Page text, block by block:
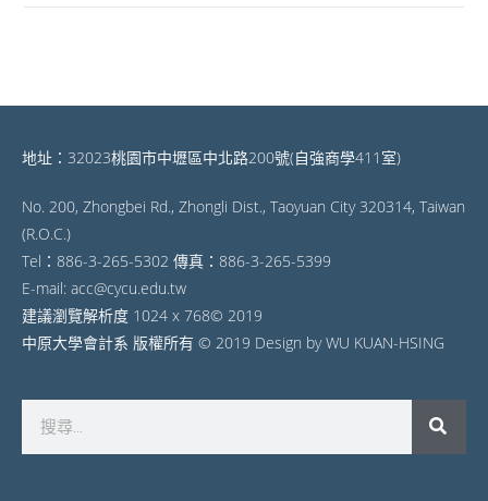
地址：32023桃園市中壢區中北路200號(自強商學411室)
No. 200, Zhongbei Rd., Zhongli Dist., Taoyuan City 320314, Taiwan
(R.O.C.)
Tel：886-3-265-5302 傳真：886-3-265-5399
E-mail: acc@cycu.edu.tw
建議瀏覽解析度 1024 x 768© 2019
中原大學會計系 版權所有 © 2019 Design by WU KUAN-HSING